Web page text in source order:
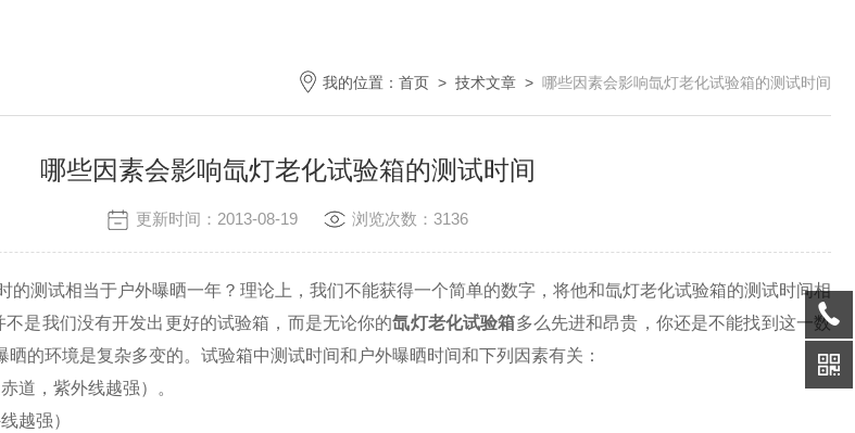
我的位置： 首页 > 技术文章 > 哪些因素会影响氙灯老化试验箱的测试时间
哪些因素会影响氙灯老化试验箱的测试时间
更新时间：2013-08-19 浏览次数：3136
的测试相当于户外曝晒一年？理论上，我们不能获得一个简单的数字，将他和氙灯老化试验箱的测试时间相
是我们没有开发出更好的试验箱，而是无论你的氙灯老化试验箱多么先进和昂贵，你还是不能找到这一数
的环境是复杂多变的。试验箱中测试时间和户外曝晒时间和下列因素有关：
道，紫外线越强）。
越强）